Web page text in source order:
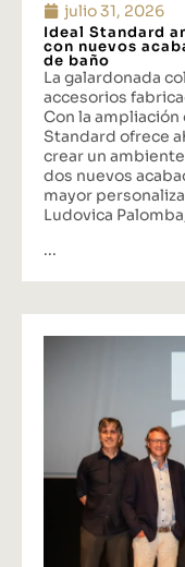
julio 31, 2026
Ideal Standard
con nuevos
de baño
La galardonada
accesorios
Con la ampliación
Standard ofrece
crear un
dos nuevos
mayor
Ludovica
...